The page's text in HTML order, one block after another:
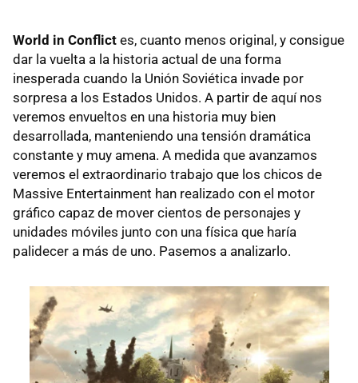
World in Conflict es, cuanto menos original, y consigue
dar la vuelta a la historia actual de una forma
inesperada cuando la Unión Soviética invade por
sorpresa a los Estados Unidos. A partir de aquí nos
veremos envueltos en una historia muy bien
desarrollada, manteniendo una tensión dramática
constante y muy amena. A medida que avanzamos
veremos el extraordinario trabajo que los chicos de
Massive Entertainment han realizado con el motor
gráfico capaz de mover cientos de personajes y
unidades móviles junto con una física que haría
palidecer a más de uno. Pasemos a analizarlo.